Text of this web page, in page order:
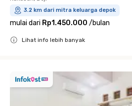
3.2 km dari mitra keluarga depok
mulai dari Rp1.450.000 /bulan
Lihat info lebih banyak